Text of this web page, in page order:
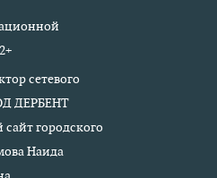
сетевого
ДЕРБЕНТ
городского
Наида